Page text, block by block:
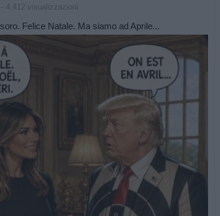
- 4.412 visualizzazioni
Felice Natale. Ma siamo ad Aprile...